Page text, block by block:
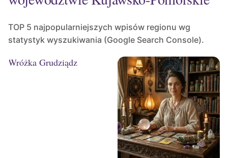
TOP 5 najpopularniejszych wpisów regionu wg
statystyk wyszukiwania (Google Search Console).
Wróżka Grudziądz